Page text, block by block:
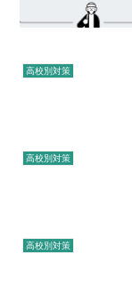
高校別対策
高校別対策
高校別対策